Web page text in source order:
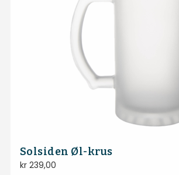
Solsiden Øl-krus
kr239,00